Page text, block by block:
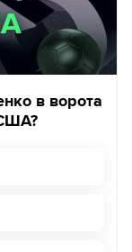
в ворота